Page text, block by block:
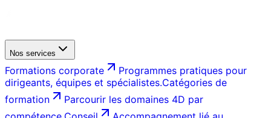
Nos services
Formations corporate
Programmes pratiques pour
dirigeants, équipes et spécialistes.Catégories de
formation
Parcourir les domaines 4D par